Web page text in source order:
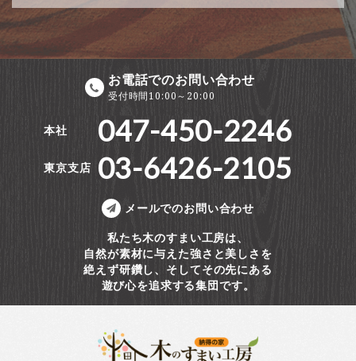
お電話でのお問い合わせ
受付時間10:00～20:00
本社 047-450-2246
東京支店 03-6426-2105
メールでのお問い合わせ
私たち木のすまい工房は、
自然が素材に与えた強さと美しさを
絶えず研鑽し、そしてその先にある
遊び心を追求する集団です。